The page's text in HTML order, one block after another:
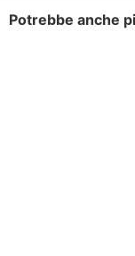
Potrebbe anche